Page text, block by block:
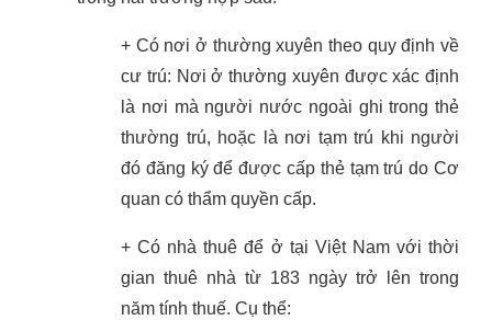
+ Có nơi ở thường xuyên theo quy định về
cư trú: Nơi ở thường xuyên được xác định
là nơi mà người nước ngoài ghi trong thẻ
thường trú, hoặc là nơi tạm trú khi người
đó đăng ký để được cấp thẻ tạm trú do Cơ
quan có thẩm quyền cấp.
+ Có nhà thuê để ở tại Việt Nam với thời
gian thuê nhà từ 183 ngày trở lên trong
năm tính thuế. Cụ thể: